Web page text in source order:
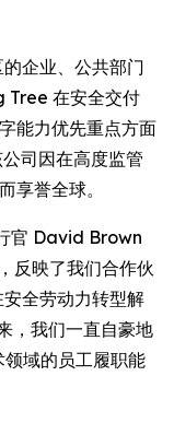
企业、公共部门
Tree 在安全交付
能力优先重点方面
司因在高度监管
享誉全球。
官 David Brown
反映了我们合作伙
全劳动力转型解
，我们一直自豪地
域的员工履职能